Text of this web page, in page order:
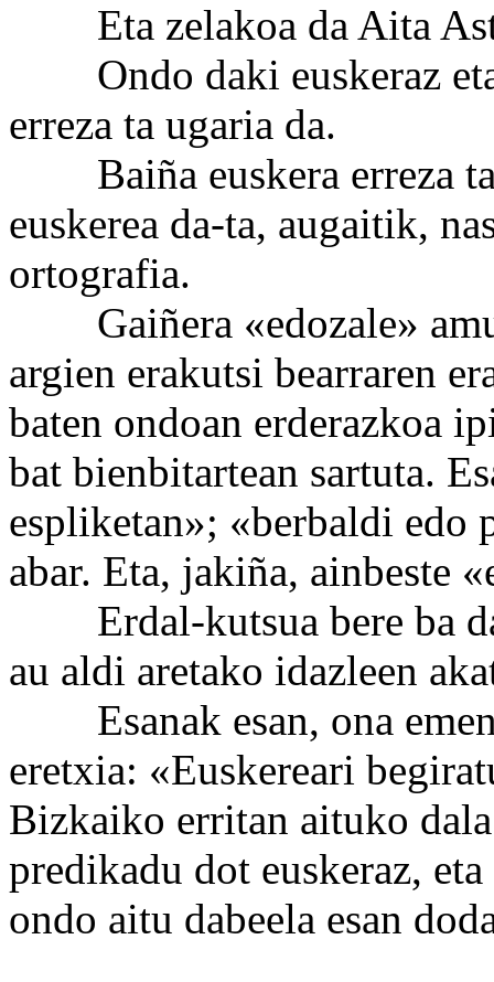
Eta zelakoa da Aita
Ondo daki euskeraz eta
erreza ta ugaria da.
Baiña euskera erreza ta
euskerea da-ta, augaitik,
ortografia.
Gaiñera «edozale»
argien erakutsi bearraren
baten ondoan erderazkoa
bat bienbitartean sartuta.
espliketan»; «berbaldi
abar. Eta, jakiña, ainbeste
Erdal-kutsua bere ba
au aldi aretako idazleen
Esanak esan, ona
eretxia: «Euskereari
Bizkaiko erritan aituko
predikadu dot euskeraz,
ondo aitu dabeela esan